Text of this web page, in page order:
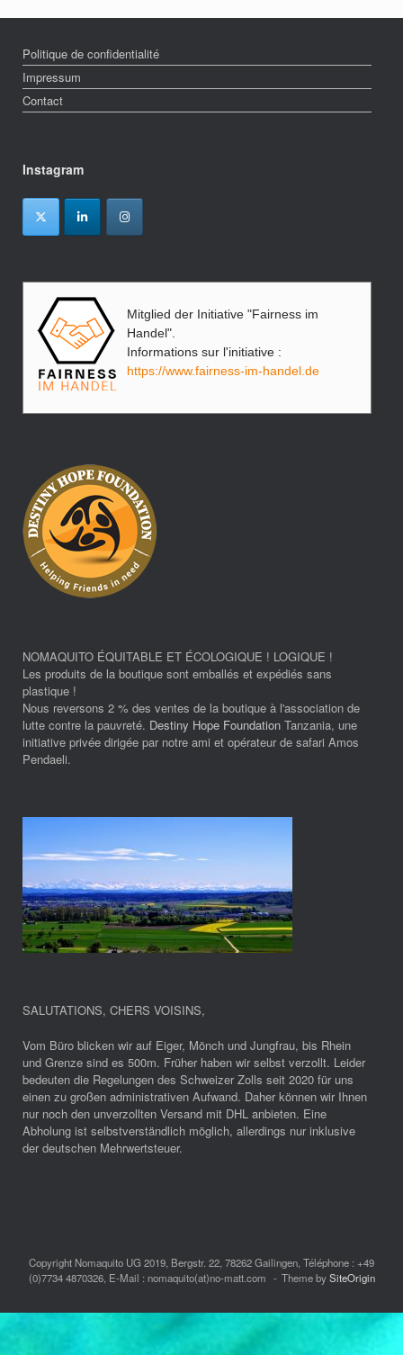
Politique de confidentialité
Impressum
Contact
Instagram
Mitglied der Initiative "Fairness im
Handel".
Informations sur l'initiative :
https://www.fairness-im-handel.de
NOMAQUITO ÉQUITABLE ET ÉCOLOGIQUE ! LOGIQUE !
Les produits de la boutique sont emballés et expédiés sans
plastique !
Nous reversons 2 % des ventes de la boutique à l'association de
lutte contre la pauvreté. Destiny Hope Foundation Tanzania, une
initiative privée dirigée par notre ami et opérateur de safari Amos
Pendaeli.
SALUTATIONS, CHERS VOISINS,
Vom Büro blicken wir auf Eiger, Mönch und Jungfrau, bis Rhein
und Grenze sind es 500m. Früher haben wir selbst verzollt. Leider
bedeuten die Regelungen des Schweizer Zolls seit 2020 für uns
einen zu großen administrativen Aufwand. Daher können wir Ihnen
nur noch den unverzollten Versand mit DHL anbieten. Eine
Abholung ist selbstverständlich möglich, allerdings nur inklusive
der deutschen Mehrwertsteuer.
Copyright Nomaquito UG 2019, Bergstr. 22, 78262 Gailingen, Téléphone : +49
(0)7734 4870326, E-Mail : nomaquito(at)no-matt.com
Theme bySiteOrigin